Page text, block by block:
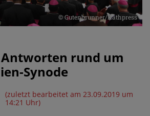
© Gutenbrunner/Kathpress
rund um
Synode
(zuletzt bearbeitet am 23.09.2019 um
14:21 Uhr)